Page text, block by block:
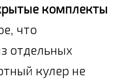
комплекты
что
отдельных
кулер не